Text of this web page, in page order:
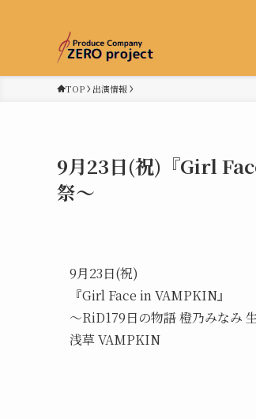
TOP 出演情報
9月23日(祝)『Girl
祭〜
9月23日(祝)
『Girl Face in VAMPKIN』
～RiD179日の物語 橙乃みなみ
浅草 VAMPKIN